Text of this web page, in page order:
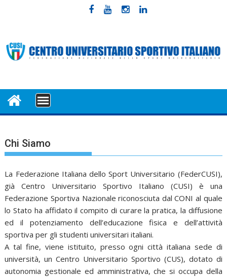
MENU
Chi Siamo
La Federazione Italiana dello Sport Universitario (FederCUSI),
già Centro Universitario Sportivo Italiano (CUSI) è una
Federazione Sportiva Nazionale riconosciuta dal CONI al quale
lo Stato ha affidato il compito di curare la pratica, la diffusione
ed il potenziamento dell’educazione fisica e dell’attività
sportiva per gli studenti universitari italiani.
A tal fine, viene istituito, presso ogni città italiana sede di
università, un Centro Universitario Sportivo (CUS), dotato di
autonomia gestionale ed amministrativa, che si occupa della